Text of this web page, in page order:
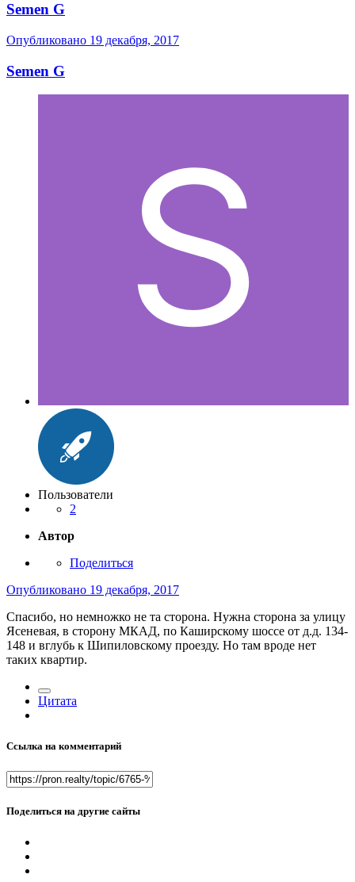
Semen G
Опубликовано 19 декабря, 2017
Semen G
Пользователи
2
Автор
Поделиться
Опубликовано 19 декабря, 2017
Спасибо, но немножко не та сторона. Нужна сторона за улицу
Ясеневая, в сторону МКАД, по Каширскому шоссе от д.д. 134-
148 и вглубь к Шипиловскому проезду. Но там вроде нет
таких квартир.
Цитата
Ссылка на комментарий
Поделиться на другие сайты